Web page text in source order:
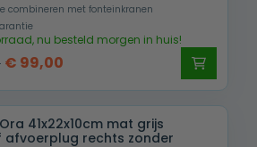
combineren met fonteinkranen
nu besteld morgen in huis!
Oorspronkelijke
was:
€ 179,00.
€ 99,00
is:
€ 99,00.
41x22x10cm mat grijs
afvoerplug rechts zonder